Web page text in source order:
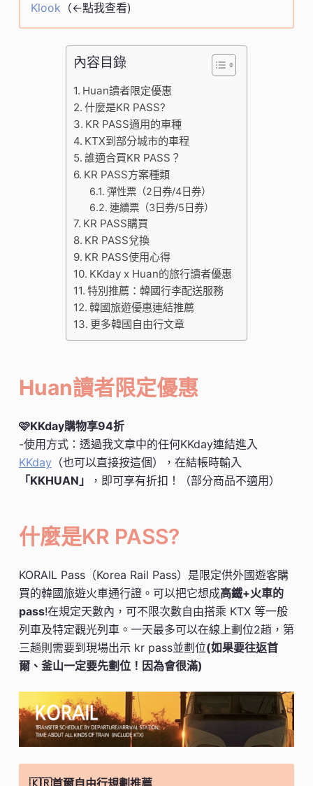
Klook （<-點我查看)
內容目錄
Huan讀者限定優惠
什麼是KR PASS?
KR PASS適用的車種
KTX到部分城市的車程
誰適合買KR PASS？
KR PASS方案種類
彈性票（2日券/4日券）
連續票（3日券/5日券）
KR PASS購買
KR PASS兌換
KR PASS使用心得
KKday x Huan的旅行讀者優惠
特別推薦：韓國行李配送服務
韓國旅遊優惠連結推薦
更多韓國自由行文章
Huan讀者限定優惠
🩷KKday購物享94折
-使用方式：透過我文章中的任何KKday連結進入
KKday （也可以直接按這個），在結帳時輸入
「KKHUAN」
，即可享有折扣！（部分商品不適用）
什麼是KR PASS?
KORAIL Pass（Korea Rail Pass）是限定供外國遊客購
買的韓國旅遊火車通行證。可以把它想成高鐵+火車的
pass!在規定天數內，可不限次數自由搭乘 KTX 等一般
列車及特定觀光列車。一天最多可以在線上劃位2趟，第
三趟則需要到現場出示 kr pass並劃位(如果要往返首
爾、釜山一定要先劃位！因為會很滿)
🇰🇷首爾自由行規劃推薦